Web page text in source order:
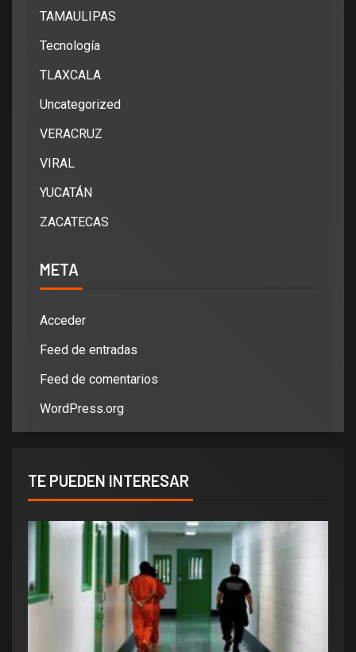
TAMAULIPAS
Tecnología
TLAXCALA
Uncategorized
VERACRUZ
VIRAL
YUCATÁN
ZACATECAS
META
Acceder
Feed de entradas
Feed de comentarios
WordPress.org
TE PUEDEN INTERESAR